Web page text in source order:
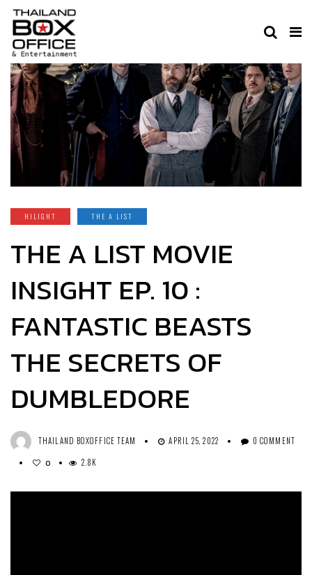
HILIGHT THE A LIST
THE A LIST MOVIE
INSIGHT EP. 10 :
FANTASTIC BEASTS
THE SECRETS OF
DUMBLEDORE
THAILAND BOXOFFICE TEAM APRIL 25, 2022 0 COMMENT
0 2.8K